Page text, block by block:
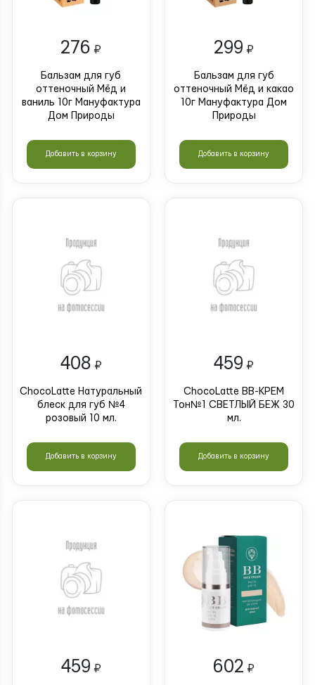
276 ₽
Бальзам для губ
оттеночный Мёд и
ваниль 10г Мануфактура
Дом Природы
Добавить в корзину
299 ₽
Бальзам для губ
оттеночный Мёд и какао
10г Мануфактура Дом
Природы
Добавить в корзину
408 ₽
ChocoLatte Натуральный
блеск для губ №4
розовый 10 мл.
Добавить в корзину
459 ₽
ChocoLatte ВВ-КРЕМ
Тон№1 СВЕТЛЫЙ БЕЖ 30
мл.
Добавить в корзину
459 ₽ 602 ₽